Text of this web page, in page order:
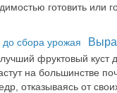
готовить или
фруктовый
на большинстве
отказываясь от